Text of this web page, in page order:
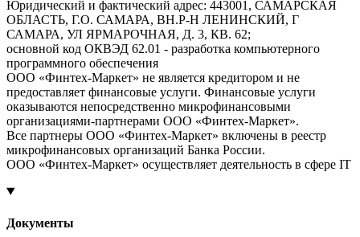
Юридический и фактический адрес: 443001, САМАРСКАЯ
ОБЛАСТЬ, Г.О. САМАРА, ВН.Р-Н ЛЕНИНСКИЙ, Г
САМАРА, УЛ ЯРМАРОЧНАЯ, Д. 3, КВ. 62;
основной код ОКВЭД 62.01 - разработка компьютерного
программного обеспечения
ООО «Финтех-Маркет» не является кредитором и не
предоставляет финансовые услуги. Финансовые услуги
оказываются непосредственно микрофинансовыми
организациями-партнерами ООО «Финтех-Маркет».
Все партнеры ООО «Финтех-Маркет» включены в реестр
микрофинансовых организаций Банка России.
ООО «Финтех-Маркет» осуществляет деятельность в сфере IT
Документы